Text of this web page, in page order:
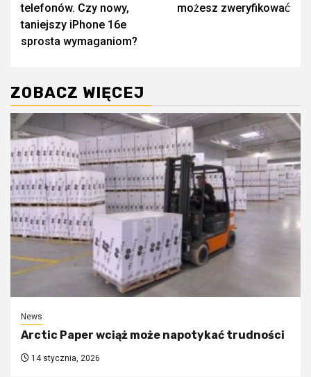
telefonów. Czy nowy,
taniejszy iPhone 16e
sprosta wymaganiom?
możesz zweryfikować
ZOBACZ WIĘCEJ
News
Arctic Paper wciąż może napotykać trudności
14 stycznia, 2026